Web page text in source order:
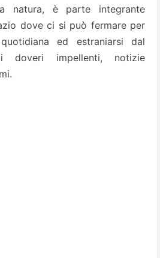
natura, è parte integrante
dove ci si può fermare per
ed estraniarsi dal
doveri impellenti, notizie